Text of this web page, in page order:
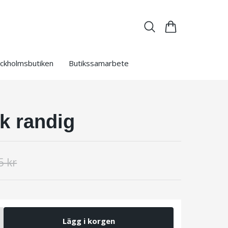
Butikssamarbete
randig
kr
Lägg i korgen